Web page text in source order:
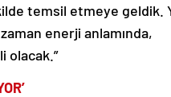
temsil etmeye geldik.
enerji anlamında,
olacak.”